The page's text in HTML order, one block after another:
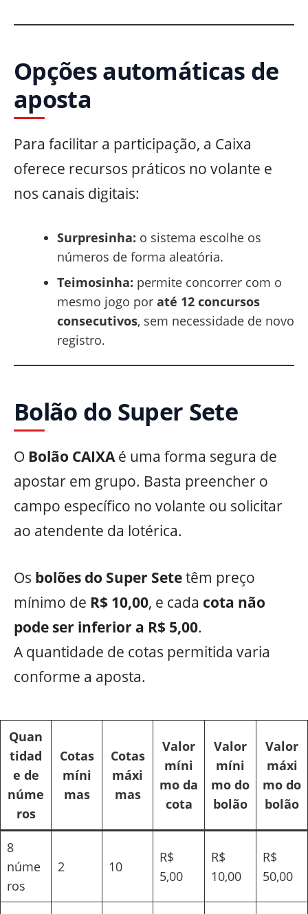
Opções automáticas de
aposta
Para facilitar a participação, a Caixa
oferece recursos práticos no volante e
nos canais digitais:
Surpresinha: o sistema escolhe os
números de forma aleatória.
Teimosinha: permite concorrer com o
mesmo jogo por até 12 concursos
consecutivos, sem necessidade de novo
registro.
Bolão do Super Sete
O Bolão CAIXAé uma forma segura de
apostar em grupo. Basta preencher o
campo específico no volante ou solicitar
ao atendente da lotérica.
Os bolões do Super Setetêm preço
mínimo de R$ 10,00, e cada cota não
pode ser inferior a R$ 5,00.
A quantidade de cotas permitida varia
conforme a aposta.
Quan
tidad
e de
núme
ros
Cotas
míni
mas
Cotas
máxi
mas
Valor
míni
mo da
cota
Valor
míni
mo do
bolão
Valor
máxi
mo do
bolão
8
núme
ros
2 10
R$
5,00
R$
10,00
R$
50,00